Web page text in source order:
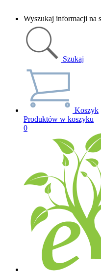
Wyszukaj informacji na
Szukaj
Koszyk
Produktów w koszyku
0